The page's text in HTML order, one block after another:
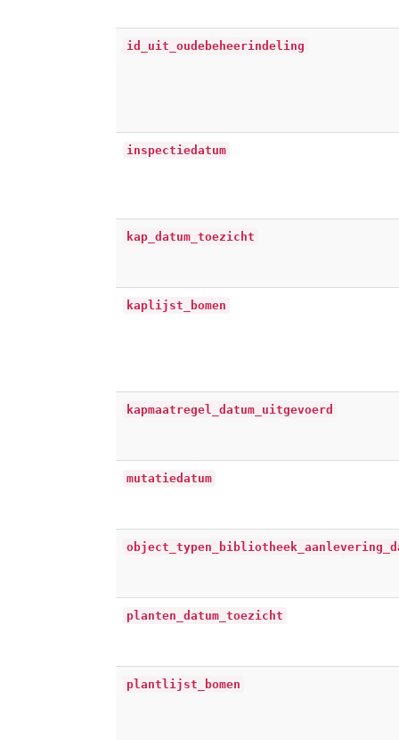
id_uit_oudebeheerindeling
inspectiedatum
kap_datum_toezicht
kaplijst_bomen
kapmaatregel_datum_uitgevoerd
mutatiedatum
planten_datum_toezicht
plantlijst_bomen